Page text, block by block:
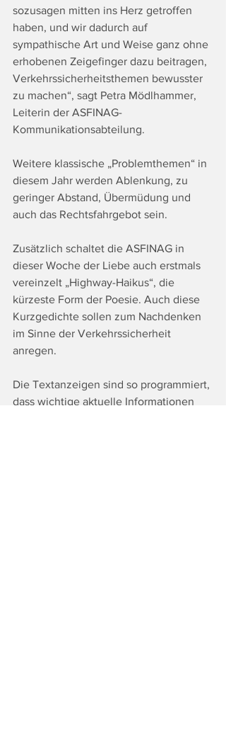
sozusagen mitten ins Herz getroffen
haben, und wir dadurch auf
sympathische Art und Weise ganz ohne
erhobenen Zeigefinger dazu beitragen,
Verkehrssicherheitsthemen bewusster
zu machen“, sagt Petra Mödlhammer,
Leiterin der ASFINAG-
Kommunikationsabteilung.
Weitere klassische „Problemthemen“ in
diesem Jahr werden Ablenkung, zu
geringer Abstand, Übermüdung und
auch das Rechtsfahrgebot sein.
Zusätzlich schaltet die ASFINAG in
dieser Woche der Liebe auch erstmals
vereinzelt „Highway-Haikus“, die
kürzeste Form der Poesie. Auch diese
Kurzgedichte sollen zum Nachdenken
im Sinne der Verkehrssicherheit
anregen.
Die Textanzeigen sind so programmiert,
dass wichtige aktuelle Informationen